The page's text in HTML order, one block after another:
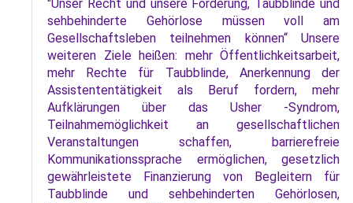
"Unser Recht und unsere Forderung, Taubblinde und
sehbehinderte Gehörlose müssen voll am
Gesellschaftsleben teilnehmen können“ Unsere
weiteren Ziele heißen: mehr Öffentlichkeitsarbeit,
mehr Rechte für Taubblinde, Anerkennung der
Assistententätigkeit als Beruf fordern, mehr
Aufklärungen über das Usher -Syndrom,
Teilnahmemöglichkeit an gesellschaftlichen
Veranstaltungen schaffen, barrierefreie
Kommunikationssprache ermöglichen, gesetzlich
gewährleistete Finanzierung von Begleitern für
Taubblinde und sehbehinderten Gehörlosen,